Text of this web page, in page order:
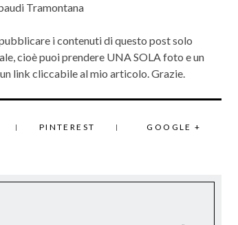
Tramontana
i contenuti di questo post solo
cioè puoi prendere UNA SOLA foto e un
link cliccabile al mio articolo. Grazie.
PINTEREST GOOGLE +